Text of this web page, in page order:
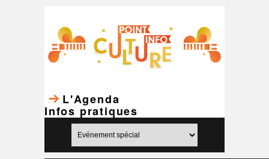
L'Agenda
Infos pratiques